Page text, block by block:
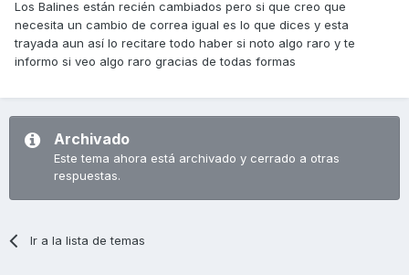
Los Balines están recién cambiados pero si que creo que
necesita un cambio de correa igual es lo que dices y esta
trayada aun así lo recitare todo haber si noto algo raro y te
informo si veo algo raro gracias de todas formas
Archivado
Este tema ahora está archivado y cerrado a otras
respuestas.
Ir a la lista de temas